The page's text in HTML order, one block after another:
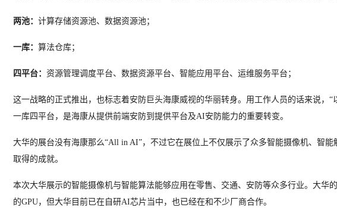
两池： 计算存储资源池、数据资源池；
一库： 算法仓库；
四平台： 资源管理调度平台、数据资源平台、智能应用平台、运维服务平台；
这一战略的正式推出，也标志着安防巨头海康威视的华丽转身。用工作人员的话来说，
一库四平台，是海康从提供前端安防到提供平台及AI安防能力的重要转变。
大华的展台没有海康那么“All in AI”，不过它在展位上不仅展示了众多智能摄像机、智
取得的成就。
本次大华展示的智能摄像机与智能算法能够应用在零售、交通、安防等众多行业。大华
的GPU，但大华目前已在自研AI芯片当中，也已经在和不少厂商合作。